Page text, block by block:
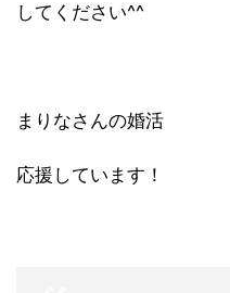
してください^^
まりなさんの婚活
応援しています！